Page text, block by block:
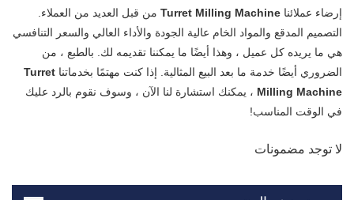
إرضاء عملائنا Turret Milling Machine من قبل العديد من العملاء.
التصميم المدقع والمواد الخام عالية الجودة والأداء العالي والسعر التنافسي
هي ما يريده كل عميل ، وهذا أيضًا ما يمكننا تقديمه لك. بالطبع ، من
الضروري أيضًا خدمة ما بعد البيع المثالية. إذا كنت مهتمًا بخدماتنا Turret
Milling Machine ، يمكنك استشارة لنا الآن ، وسوف نقوم بالرد عليك
في الوقت المناسب!
لا توجد مضمونات